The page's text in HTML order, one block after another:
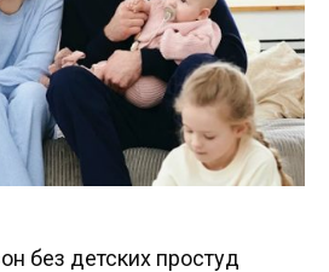
без детских простуд